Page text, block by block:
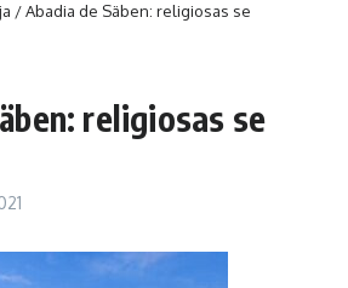
/Abadia de Säben: religiosas se
religiosas se